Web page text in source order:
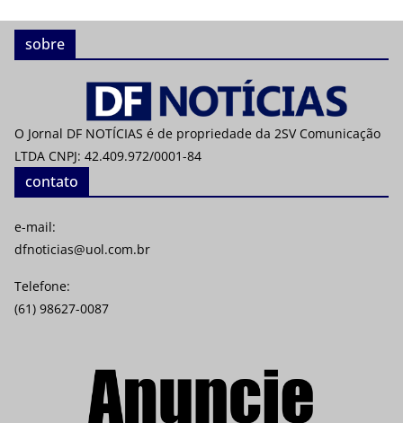
sobre
O Jornal DF NOTÍCIAS é de propriedade da 2SV Comunicação
LTDA CNPJ: 42.409.972/0001-84
contato
e-mail:
dfnoticias@uol.com.br
Telefone:
(61) 98627-0087